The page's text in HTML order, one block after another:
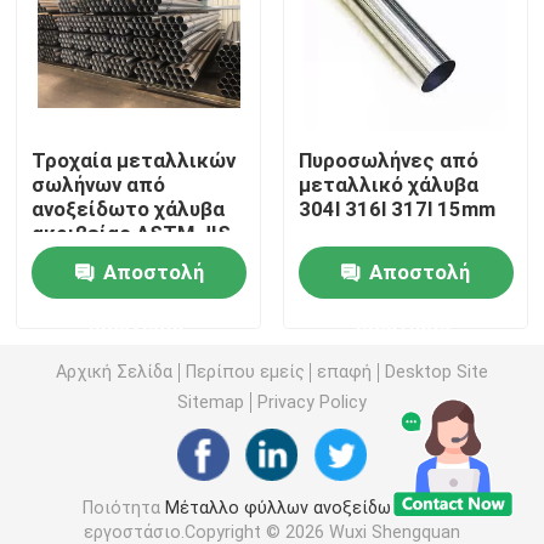
Σπείρα φύλλων ανοξείδωτου
Πλάκα φύλλου από ανοξείδωτο χάλυβα
304 σπείρα ανοξείδωτου
Φραγμός ράβδων ανοξείδωτου
304 φύλλο ανοξείδωτου
316 Σωλήνας από ανοξείδωτο χάλυβα
Τροχαία μεταλλικών
σωλήνων από
ανοξείδωτο χάλυβα
ακριβείας ASTM JIS
AISI EN GB πρότυπα
Αποστολή
Πυροσωλήνες από
μεταλλικό χάλυβα
304l 316l 317l 15mm
Αποστολή
Αρχική Σελίδα Περίπου εμείς επαφή
Desktop Site
Sitemap
Privacy Policy
Ποιότητα Μέταλλο φύλλων ανοξείδωτουΚίνα
εργοστάσιο.Copyright © 2026 Wuxi Shengquan